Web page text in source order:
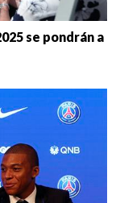
se pondrán a